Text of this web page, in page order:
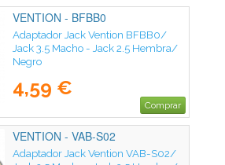
VENTION - BFBB0
Adaptador Jack Vention BFBB0/
Jack 3.5 Macho - Jack 2.5 Hembra/
Negro
4,59 €
Comprar
VENTION - VAB-S02
Adaptador Jack Vention VAB-S02/